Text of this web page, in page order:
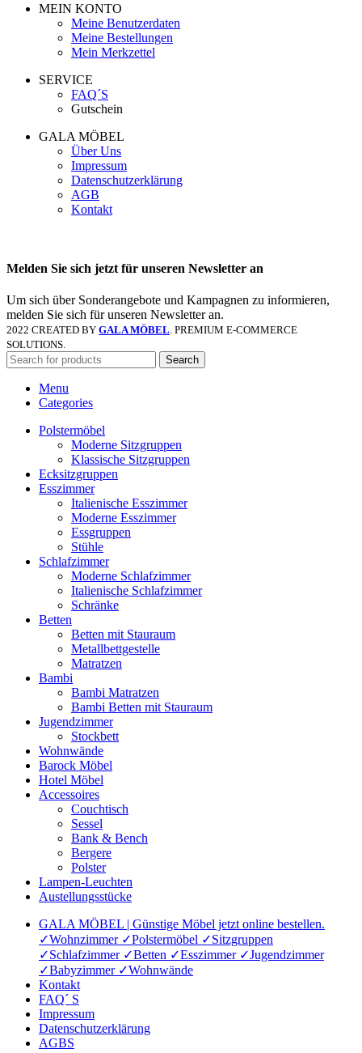
MEIN KONTO
Meine Benutzerdaten
Meine Bestellungen
Mein Merkzettel
SERVICE
FAQ´S
Gutschein
GALA MÖBEL
Über Uns
Impressum
Datenschutzerklärung
AGB
Kontakt
Melden Sie sich jetzt für unseren Newsletter an
Um sich über Sonderangebote und Kampagnen zu informieren,
melden Sie sich für unseren Newsletter an.
2022 CREATED BY GALA MÖBEL. PREMIUM E-COMMERCE
SOLUTIONS.
Search
Menu
Categories
Polstermöbel
Moderne Sitzgruppen
Klassische Sitzgruppen
Ecksitzgruppen
Esszimmer
Italienische Esszimmer
Moderne Esszimmer
Essgruppen
Stühle
Schlafzimmer
Moderne Schlafzimmer
Italienische Schlafzimmer
Schränke
Betten
Betten mit Stauraum
Metallbettgestelle
Matratzen
Bambi
Bambi Matratzen
Bambi Betten mit Stauraum
Jugendzimmer
Stockbett
Wohnwände
Barock Möbel
Hotel Möbel
Accessoires
Couchtisch
Sessel
Bank & Bench
Bergere
Polster
Lampen-Leuchten
Austellungsstücke
GALA MÖBEL | Günstige Möbel jetzt online bestellen.
✓Wohnzimmer ✓Polstermöbel ✓Sitzgruppen
✓Schlafzimmer ✓Betten ✓Esszimmer ✓Jugendzimmer
✓Babyzimmer ✓Wohnwände
Kontakt
FAQ´ S
Impressum
Datenschutzerklärung
AGBS